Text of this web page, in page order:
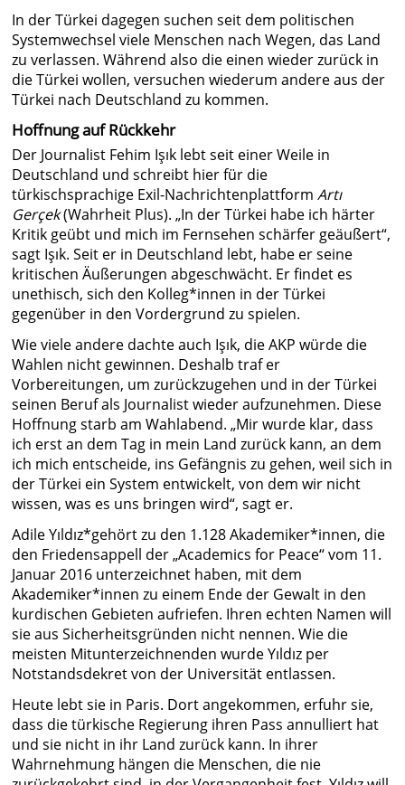
In der Türkei dagegen suchen seit dem politischen
Systemwechsel viele Menschen nach Wegen, das Land
zu verlassen. Während also die einen wieder zurück in
die Türkei wollen, versuchen wiederum andere aus der
Türkei nach Deutschland zu kommen.
Hoffnung auf Rückkehr
Der Journalist Fehim Işık lebt seit einer Weile in
Deutschland und schreibt hier für die
türkischsprachige Exil-NachrichtenplattformArtı
Gerçek(Wahrheit Plus). „In der Türkei habe ich härter
Kritik geübt und mich im Fernsehen schärfer geäußert“,
sagt Işık. Seit er in Deutschland lebt, habe er seine
kritischen Äußerungen abgeschwächt. Er findet es
unethisch, sich den Kolleg*innen in der Türkei
gegenüber in den Vordergrund zu spielen.
Wie viele andere dachte auch Işık, die AKP würde die
Wahlen nicht gewinnen. Deshalb traf er
Vorbereitungen, um zurückzugehen und in der Türkei
seinen Beruf als Journalist wieder aufzunehmen. Diese
Hoffnung starb am Wahlabend. „Mir wurde klar, dass
ich erst an dem Tag in mein Land zurück kann, an dem
ich mich entscheide, ins Gefängnis zu gehen, weil sich in
der Türkei ein System entwickelt, von dem wir nicht
wissen, was es uns bringen wird“, sagt er.
Adile Yıldız*gehört zu den 1.128 Akademiker*innen, die
den Friedensappell der „Academics for Peace“ vom 11.
Januar 2016 unterzeichnet haben, mit dem
Akademiker*innen zu einem Ende der Gewalt in den
kurdischen Gebieten aufriefen. Ihren echten Namen will
sie aus Sicherheitsgründen nicht nennen. Wie die
meisten Mitunterzeichnenden wurde Yıldız per
Notstandsdekret von der Universität entlassen.
Heute lebt sie in Paris. Dort angekommen, erfuhr sie,
dass die türkische Regierung ihren Pass annulliert hat
und sie nicht in ihr Land zurück kann. In ihrer
Wahrnehmung hängen die Menschen, die nie